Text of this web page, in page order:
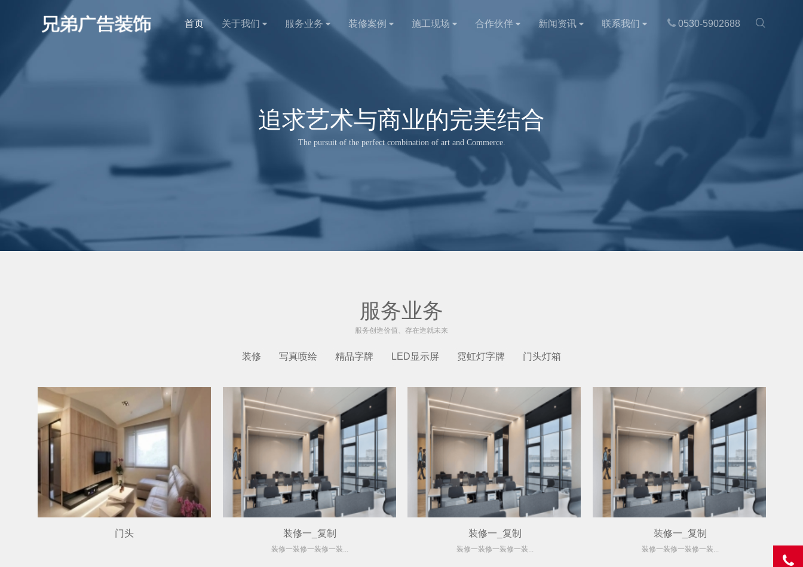

首页 关于我们 服务业务 装修案例 施工现场 合作伙伴 新闻资讯 联系我们 0530-5902688
追求艺术与商业的完美结合
The pursuit of the perfect combination of art and Commerce.
服务业务
服务创造价值、存在造就未来
装修 写真喷绘 精品字牌 LED显示屏 霓虹灯字牌 门头灯箱
门头 装修一_复制
装修一装修一装修一装...
装修一_复制
装修一装修一装修一装...
装修一_复制
装修一装修一装修一装...